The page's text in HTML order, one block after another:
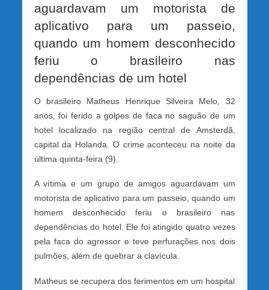
aguardavam um motorista de
aplicativo para um passeio,
quando um homem desconhecido
feriu o brasileiro nas
dependências de um hotel
O brasileiro Matheus Henrique Silveira Melo, 32
anos, foi ferido a golpes de faca no saguão de um
hotel localizado na região central de Amsterdã,
capital da Holanda. O crime aconteceu na noite da
última quinta-feira (9).
A vítima e um grupo de amigos aguardavam um
motorista de aplicativo para um passeio, quando um
homem desconhecido feriu o brasileiro nas
dependências do hotel. Ele foi atingido quatro vezes
pela faca do agressor e teve perfurações nos dois
pulmões, além de quebrar a clavícula.
Matheus se recupera dos ferimentos em um hospital